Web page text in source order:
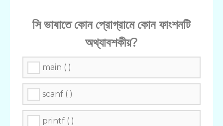
সি ভাষাতে কোন প্রোগ্রামে কোন ফাংশনটি
অথ্যাবশকীয়?
main ( )
scanf ( )
printf ( )